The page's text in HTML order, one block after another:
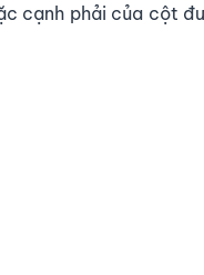
cạnh phải của cột